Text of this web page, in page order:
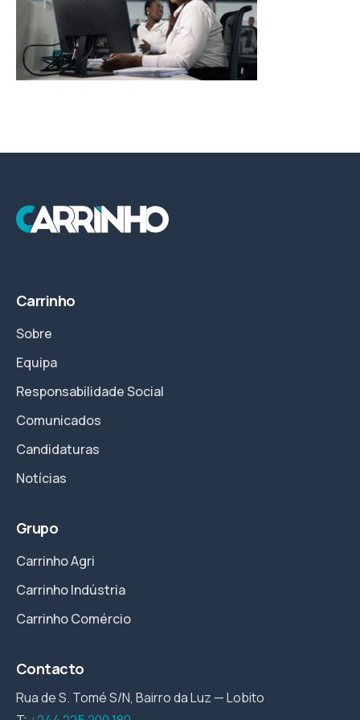
Carrinho
Sobre
Equipa
Responsabilidade Social
Comunicados
Candidaturas
Notícias
Grupo
Carrinho Agri
Carrinho Indústria
Carrinho Comércio
Contacto
Rua de S. Tomé S/N, Bairro da Luz — Lobito